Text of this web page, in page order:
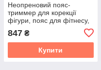
Неопреновий пояс-
триммер для корекції
фігури, пояс для фітнесу,
847 ₴
Купити